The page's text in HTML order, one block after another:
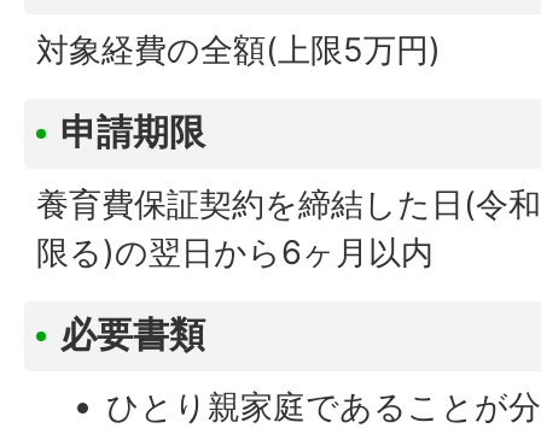
対象経費の全額(上限5万円)
申請期限
養育費保証契約を締結した日(令
限る)の翌日から6ヶ月以内
必要書類
ひとり親家庭であることが